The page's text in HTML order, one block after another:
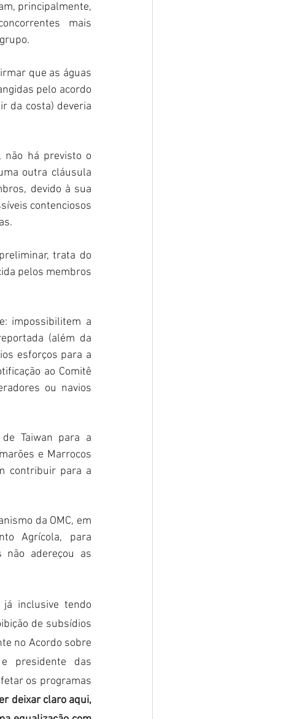
principalmente,
mais
que as águas
pelo acordo
da costa) deveria
não há previsto o
outra cláusula
devido à sua
contenciosos
trata do
pelos membros
impossibilitem a
(além da
esforços para a
ao Comitê
ou navios
Taiwan para a
e Marrocos
contribuir para a
da OMC, em
Agrícola, para
não adereçou as
inclusive tendo
de subsídios
no Acordo sobre
presidente das
os programas
deixar claro aqui,